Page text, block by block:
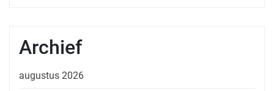
Archief
augustus 2026